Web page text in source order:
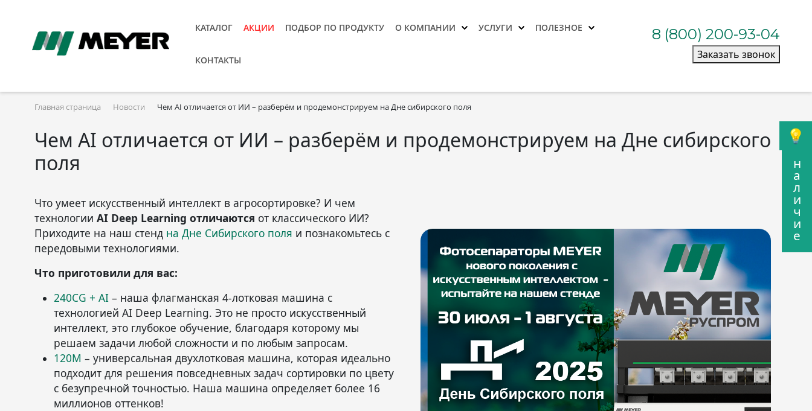
н
а
л
и
ч
и
е
КАТАЛОГ АКЦИИ ПОДБОР ПО ПРОДУКТУ О КОМПАНИИ УСЛУГИ ПОЛЕЗНОЕ
КОНТАКТЫ
8 (800) 200-93-04
Заказать звонок
Главная страница Новости Чем AI отличается от ИИ – разберём и продемонстрируем на Дне сибирского поля
Чем AI отличается от ИИ – разберём и продемонстрируем на Дне сибирского
поля
Что умеет искусственный интеллект в агросортировке? И чем
технологии AI Deep Learning отличаются от классического ИИ?
Приходите на наш стенд на Дне Сибирского поля и познакомьтесь с
передовыми технологиями.
Что приготовили для вас:
240CG + AI – наша флагманская 4-лотковая машина с
технологией AI Deep Learning. Это не просто искусственный
интеллект, это глубокое обучение, благодаря которому мы
решаем задачи любой сложности и по любым запросам.
120М – универсальная двухлотковая машина, которая идеально
подходит для решения повседневных задач сортировки по цвету
с безупречной точностью. Наша машина определяет более 16
миллионов оттенков!